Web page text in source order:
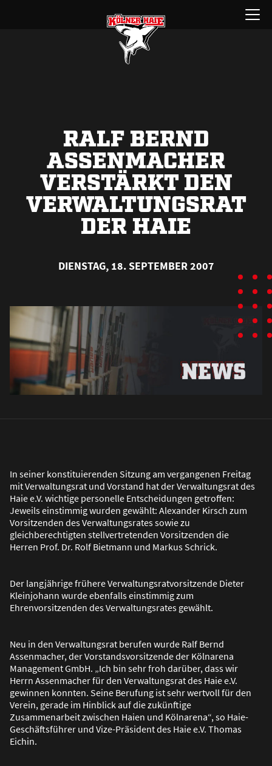
Menü
öffnen
RALF BERND
ASSENMACHER
VERSTÄRKT DEN
VERWALTUNGSRAT
DER HAIE
DIENSTAG, 18. SEPTEMBER 2007
In seiner konstituierenden Sitzung am vergangenen Freitag
mit Verwaltungsrat und Vorstand hat der Verwaltungsrat des
Haie e.V. wichtige personelle Entscheidungen getroffen:
Jeweils einstimmig wurden gewählt: Alexander Kirsch zum
Vorsitzenden des Verwaltungsrates sowie zu
gleichberechtigten stellvertretenden Vorsitzenden die
Herren Prof. Dr. Rolf Bietmann und Markus Schrick.
Der langjährige frühere Verwaltungsratvorsitzende Dieter
Kleinjohann wurde ebenfalls einstimmig zum
Ehrenvorsitzenden des Verwaltungsrates gewählt.
Neu in den Verwaltungsrat berufen wurde Ralf Bernd
Assenmacher, der Vorstandsvorsitzende der Kölnarena
Management GmbH. „Ich bin sehr froh darüber, dass wir
Herrn Assenmacher für den Verwaltungsrat des Haie e.V.
gewinnen konnten. Seine Berufung ist sehr wertvoll für den
Verein, gerade im Hinblick auf die zukünftige
Zusammenarbeit zwischen Haien und Kölnarena“, so Haie-
Geschäftsführer und Vize-Präsident des Haie e.V. Thomas
Eichin.